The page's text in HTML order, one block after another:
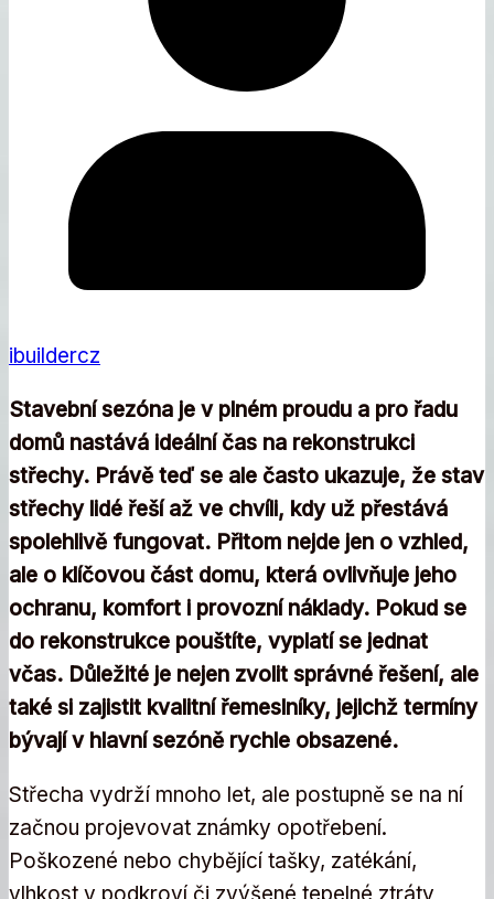
ibuildercz
Stavební sezóna je v plném proudu a pro řadu
domů nastává ideální čas na rekonstrukci
střechy. Právě teď se ale často ukazuje, že stav
střechy lidé řeší až ve chvíli, kdy už přestává
spolehlivě fungovat. Přitom nejde jen o vzhled,
ale o klíčovou část domu, která ovlivňuje jeho
ochranu, komfort i provozní náklady. Pokud se
do rekonstrukce pouštíte, vyplatí se jednat
včas. Důležité je nejen zvolit správné řešení, ale
také si zajistit kvalitní řemeslníky, jejichž termíny
bývají v hlavní sezóně rychle obsazené.
Střecha vydrží mnoho let, ale postupně se na ní
začnou projevovat známky opotřebení.
Poškozené nebo chybějící tašky, zatékání,
vlhkost v podkroví či zvýšené tepelné ztráty